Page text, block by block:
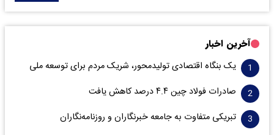
آخرین اخبار
یک بنگاه اقتصادی تولیدمحور، شریک مردم برای توسعه ملی
صادرات فولاد چین ۴.۴ درصد کاهش یافت
تبریکی متفاوت به جامعه خبرنگاران و روزنامه‌نگاران